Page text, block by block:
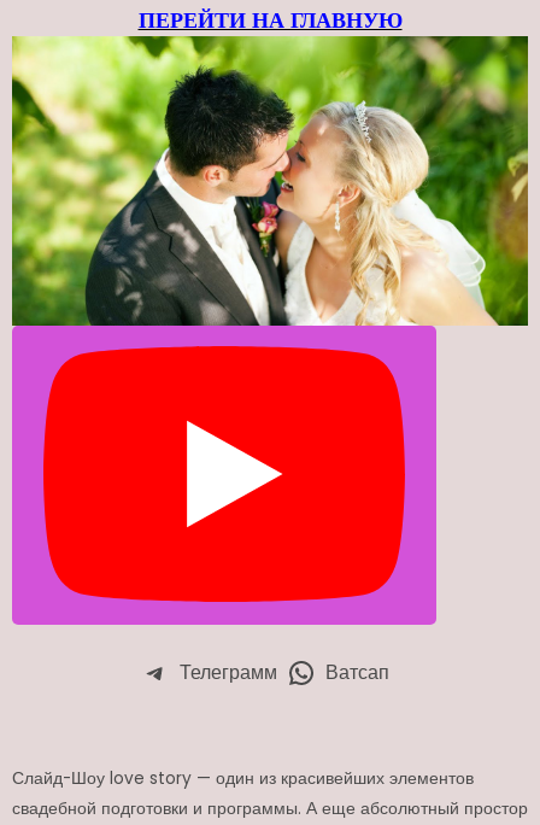
ПЕРЕЙТИ НА ГЛАВНУЮ
Телеграмм Ватсап
Слайд-Шоу love story — один из красивейших элементов
свадебной подготовки и программы. А еще абсолютный простор